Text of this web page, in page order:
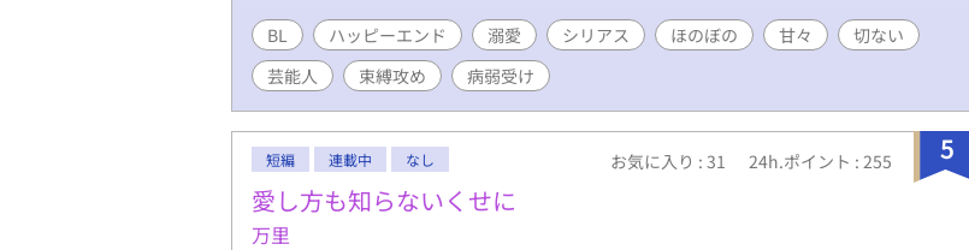
な日々の中、黒崎は同じ敷地内に立つ父の家で夏樹と同居し
ようと考えている。夏樹の健康面で不安があるためだ。黒崎
家には兄弟たちが住んでおり、常ににぎわっている。黒崎家
と親しくしているバーテルス家から来たドイツ人男性のユリ
ウスの恋愛、兄の一貴の恋愛、弟の朝陽と一貴の秘書である
六槍との恋の駆け引きなど、ほろ苦く、ほっこりする日常を
送っている。そんな暮らしの中、黒崎に過去の恋人の影が現
BL ハッピーエンド 溺愛 シリアス ほのぼの 甘々
切ない
芸能人
束縛攻め 病弱受け
5
短編 連載中 なし お気に入り : 31 24h.ポイント : 255
愛し方も知らないくせに
万里